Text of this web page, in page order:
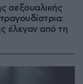
σεξουαλικής
έλεγαν από τη